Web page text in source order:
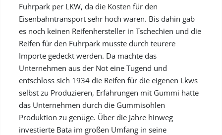
Fuhrpark per LKW, da die Kosten für den
Eisenbahntransport sehr hoch waren. Bis dahin gab
es noch keinen Reifenhersteller in Tschechien und die
Reifen für den Fuhrpark musste durch teurere
Importe gedeckt werden. Da machte das
Unternehmen aus der Not eine Tugend und
entschloss sich 1934 die Reifen für die eigenen Lkws
selbst zu Produzieren, Erfahrungen mit Gummi hatte
das Unternehmen durch die Gummisohlen
Produktion zu genüge. Über die Jahre hinweg
investierte Bata im großen Umfang in seine